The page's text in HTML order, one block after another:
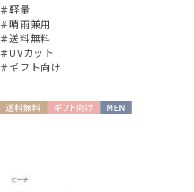
＃軽量
＃晴雨兼用
＃送料無料
＃UVカット
＃ギフト向け